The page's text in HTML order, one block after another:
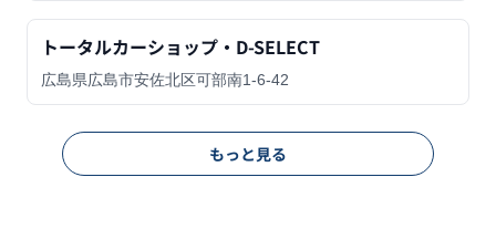
トータルカーショップ・D-SELECT
広島県広島市安佐北区可部南1-6-42
もっと見る